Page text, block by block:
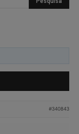
#340843